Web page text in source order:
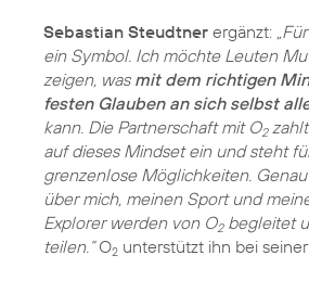
Sebastian Steudtner ergänzt:
ein Symbol. Ich möchte Leuten
zeigen, was mit dem richtigen
festen Glauben an sich selbst
kann. Die Partnerschaft mit O2zahlt
auf dieses Mindset ein und steht
grenzenlose Möglichkeiten.
über mich, meinen Sport und
Explorer werden von O2begleitet
teilen.“O2 unterstützt ihn bei seiner